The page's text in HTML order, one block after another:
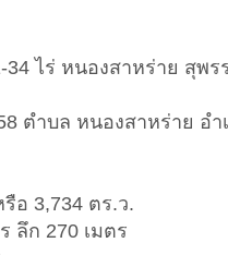
ไร่ หนองสาหร่าย สุพ
ตำบล หนองสาหร่าย อ
อ 3,734 ตร.ว.
ลึก 270 เมตร